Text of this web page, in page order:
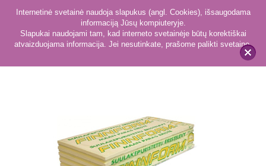
x
Internetinė svetainė naudoja slapukus (angl. Cookies), išsaugodama
informaciją Jūsų kompiuteryje.
Slapukai naudojami tam, kad interneto svetainėje būtų korektiškai
atvaizduojama informacija. Jei nesutinkate, prašome palikti svetainę.
Ekstruzinis polistirolas (XPS) 31